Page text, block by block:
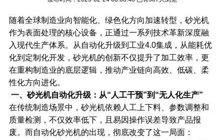
随着全球制造业向智能化、绿色化方向加速转型，砂光机
作为表面处理的核心设备，正通过一系列技术革新深度融
入现代生产体系。从自动化升级到工业4.0集成，从能耗优
化到定制化开发，砂光机的创新不仅提升了加工效率，更
在重构制造业的底层逻辑，推动产业链向高效、低碳、柔
性化方向进化。
一、砂光机自动化升级：从“人工干预”到“无人化生产”
在传统制造场景中，砂光机依赖人工上下料、参数调整和
质量检测，不仅效率低下，且易因操作误差导致产品报
废。而自动化砂光机的出现，彻底改变了这一局面：